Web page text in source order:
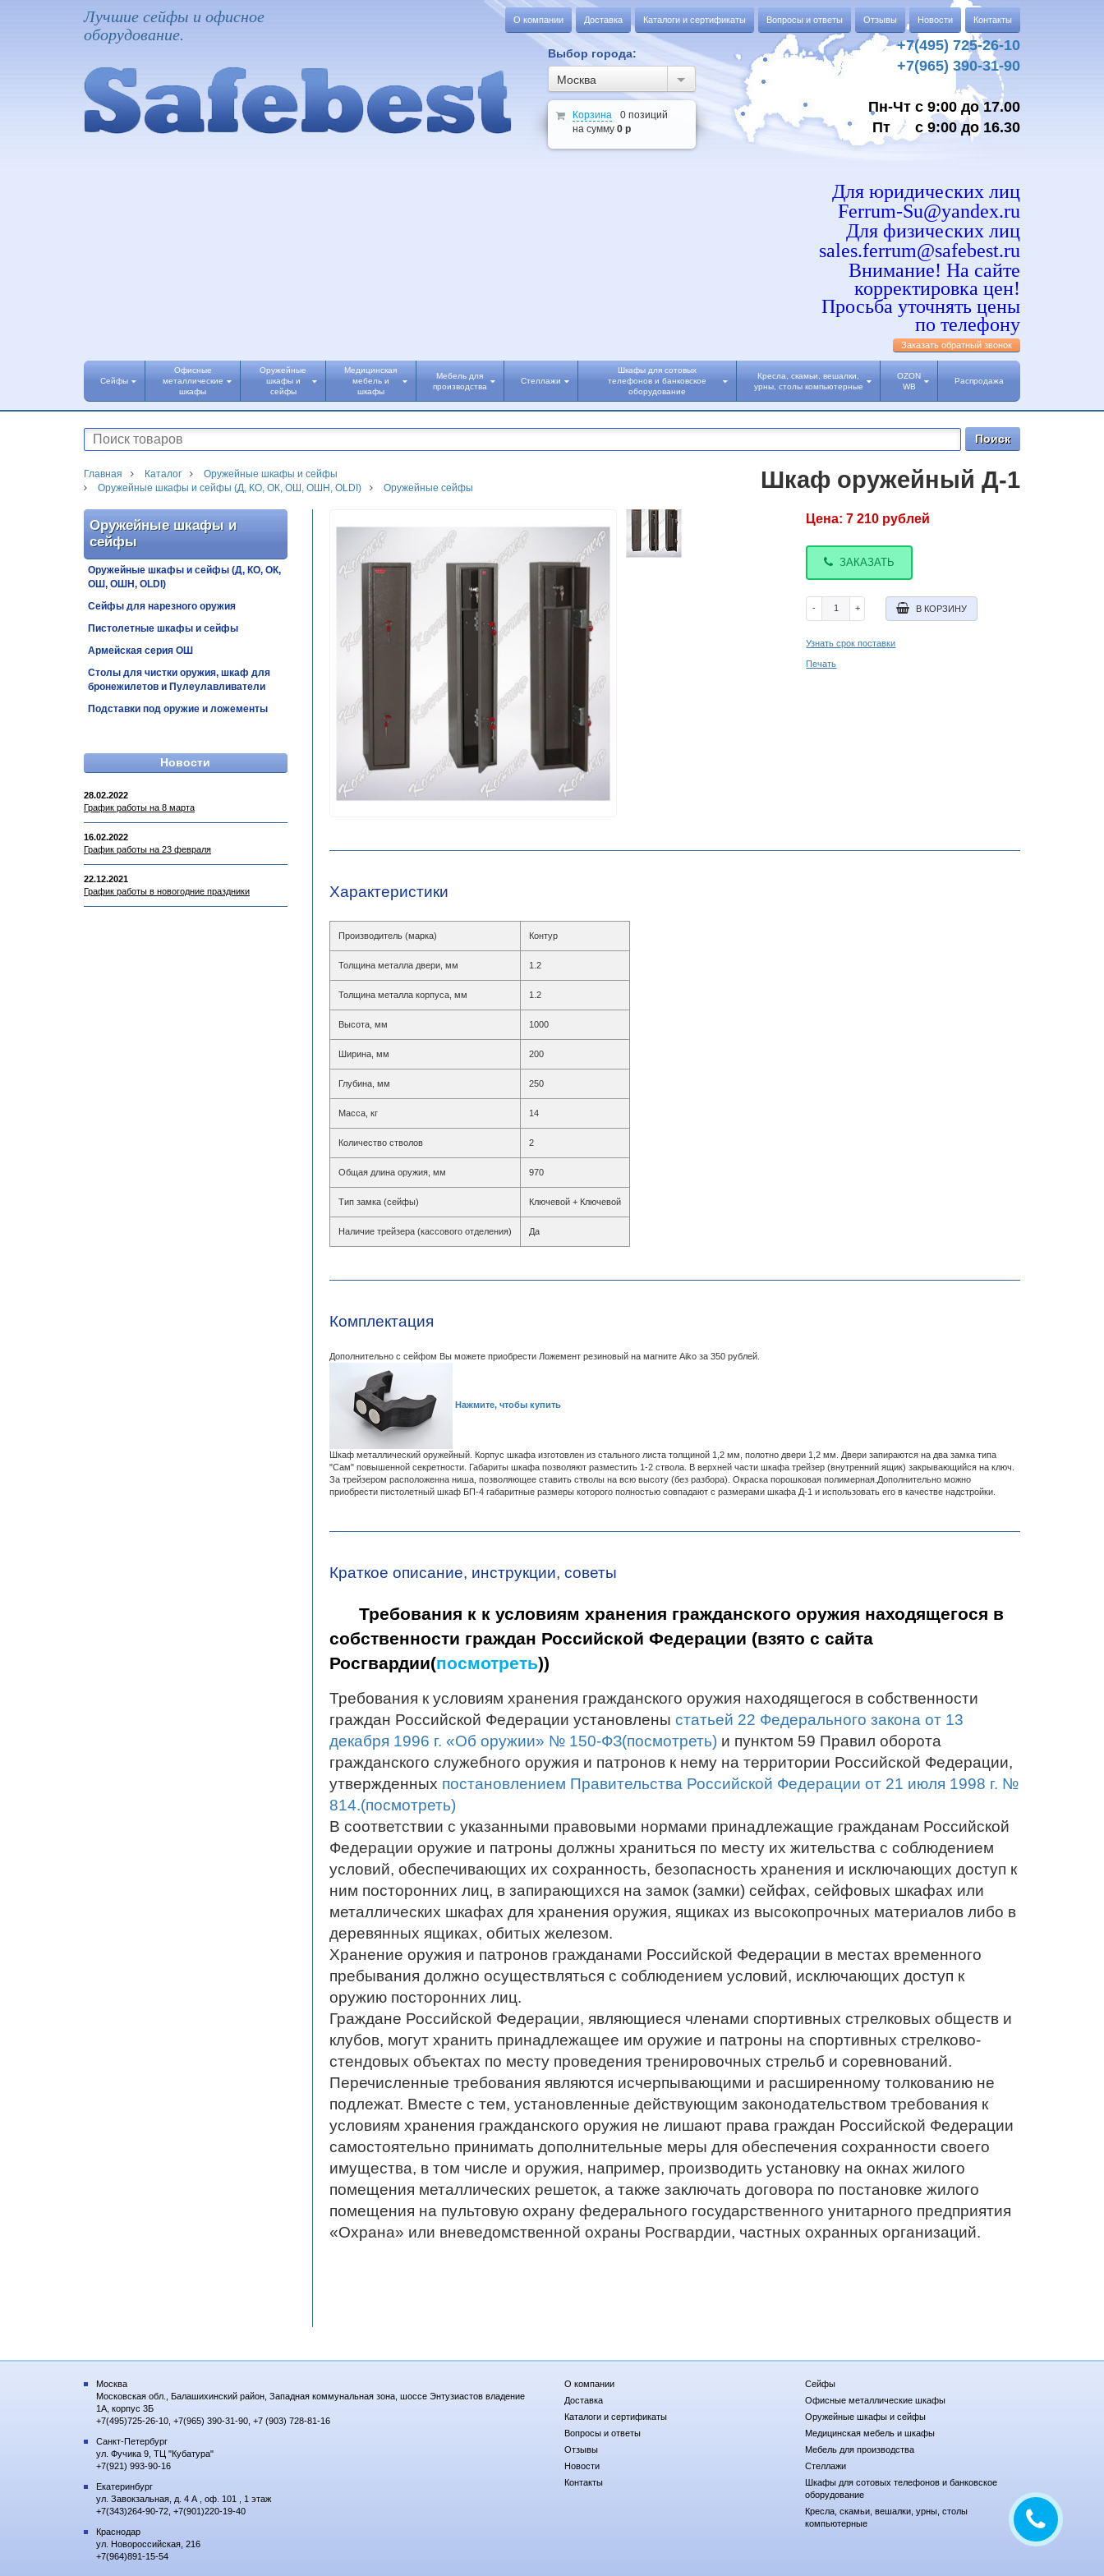
Лучшие сейфы и офисное
оборудование.
О компании Доставка Каталоги и сертификаты Вопросы и ответы Отзывы Новости Контакты
Выбор города:
Москва
Корзина
0 позиций
на сумму 0 р
+7(495) 725-26-10
+7(965) 390-31-90
Пн-Чт с 9:00 до 17.00
Пт с 9:00 до 16.30
Для юридических лиц
Ferrum-Su@yandex.ru
Для физических лиц
sales.ferrum@safebest.ru
Внимание! На сайте
корректировка цен!
Просьба уточнять цены
по телефону
Заказать обратный звонок
Сейфы
Офисные
металлические
шкафы
Оружейные
шкафы и
сейфы
Медицинская
мебель и
шкафы
Мебель для
производства
Стеллажи
Шкафы для сотовых
телефонов и банковское
оборудование
Кресла, скамьи, вешалки,
урны, столы компьютерные
OZON
WB
Распродажа
Главная Каталог
Оружейные шкафы и сейфы
Оружейные шкафы и сейфы (Д, КО, ОК, ОШ, ОШН, OLDI)
Оружейные сейфы Шкаф оружейный Д-1
Оружейные шкафы и
сейфы
Оружейные шкафы и сейфы (Д, КО, ОК,
ОШ, ОШН, OLDI)
Сейфы для нарезного оружия
Пистолетные шкафы и сейфы
Армейская серия ОШ
Столы для чистки оружия, шкаф для
бронежилетов и Пулеулавливатели
Подставки под оружие и ложементы
Новости
28.02.2022
График работы на 8 марта
16.02.2022
График работы на 23 февраля
22.12.2021
График работы в новогодние праздники
Цена:7 210 рублей
ЗАКАЗАТЬ
- + В КОРЗИНУ
Узнать срок поставки
Печать
Характеристики
Производитель (марка) Контур
Толщина металла двери, мм 1.2
Толщина металла корпуса, мм 1.2
Высота, мм 1000
Ширина, мм 200
Глубина, мм 250
Масса, кг 14
Количество стволов 2
Общая длина оружия, мм 970
Тип замка (сейфы) Ключевой + Ключевой
Наличие трейзера (кассового отделения) Да
Комплектация
Дополнительно с сейфом Вы можете приобрести Ложемент резиновый на магните Aiko за 350 рублей.
Нажмите, чтобы купить
Шкаф металлический оружейный. Корпус шкафа изготовлен из стального листа толщиной 1,2 мм, полотно двери 1,2 мм. Двери запираются на два замка типа
"Сам" повышенной секретности. Габариты шкафа позволяют разместить 1-2 ствола. В верхней части шкафа трейзер (внутренний ящик) закрывающийся на ключ.
За трейзером расположенна ниша, позволяющее ставить стволы на всю высоту (без разбора). Окраска порошковая полимерная.Дополнительно можно
приобрести пистолетный шкаф БП-4 габаритные размеры которого полностью совпадают с размерами шкафа Д-1 и использовать его в качестве надстройки.
Краткое описание, инструкции, советы
Требования к к условиям хранения гражданского оружия находящегося в
собственности граждан Российской Федерации (взято с сайта
Росгвардии(посмотреть))
Требования к условиям хранения гражданского оружия находящегося в собственности
граждан Российской Федерации установлены статьей 22 Федерального закона от 13
декабря 1996 г. «Об оружии» № 150-ФЗ(посмотреть)и пунктом 59 Правил оборота
гражданского служебного оружия и патронов к нему на территории Российской Федерации,
утвержденных постановлением Правительства Российской Федерации от 21 июля 1998 г. №
814.(посмотреть)
В соответствии с указанными правовыми нормами принадлежащие гражданам Российской
Федерации оружие и патроны должны храниться по месту их жительства с соблюдением
условий, обеспечивающих их сохранность, безопасность хранения и исключающих доступ к
ним посторонних лиц, в запирающихся на замок (замки) сейфах, сейфовых шкафах или
металлических шкафах для хранения оружия, ящиках из высокопрочных материалов либо в
деревянных ящиках, обитых железом.
Хранение оружия и патронов гражданами Российской Федерации в местах временного
пребывания должно осуществляться с соблюдением условий, исключающих доступ к
оружию посторонних лиц.
Граждане Российской Федерации, являющиеся членами спортивных стрелковых обществ и
клубов, могут хранить принадлежащее им оружие и патроны на спортивных стрелково-
стендовых объектах по месту проведения тренировочных стрельб и соревнований.
Перечисленные требования являются исчерпывающими и расширенному толкованию не
подлежат. Вместе с тем, установленные действующим законодательством требования к
условиям хранения гражданского оружия не лишают права граждан Российской Федерации
самостоятельно принимать дополнительные меры для обеспечения сохранности своего
имущества, в том числе и оружия, например, производить установку на окнах жилого
помещения металлических решеток, а также заключать договора по постановке жилого
помещения на пультовую охрану федерального государственного унитарного предприятия
«Охрана» или вневедомственной охраны Росгвардии, частных охранных организаций.
Москва
Московская обл., Балашихинский район, Западная коммунальная зона, шоссе Энтузиастов владение
1А, корпус 3Б
+7(495)725-26-10, +7(965) 390-31-90, +7 (903) 728-81-16
Санкт-Петербург
ул. Фучика 9, ТЦ "Кубатура"
+7(921) 993-90-16
Екатеринбург
ул. Завокзальная, д. 4 А , оф. 101 , 1 этаж
+7(343)264-90-72, +7(901)220-19-40
Краснодар
ул. Новороссийская, 216
+7(964)891-15-54
О компании
Доставка
Каталоги и сертификаты
Вопросы и ответы
Отзывы
Новости
Контакты
Сейфы
Офисные металлические шкафы
Оружейные шкафы и сейфы
Медицинская мебель и шкафы
Мебель для производства
Стеллажи
Шкафы для сотовых телефонов и банковское
оборудование
Кресла, скамьи, вешалки, урны, столы
компьютерные